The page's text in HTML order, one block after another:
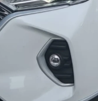
320)
220)
129)